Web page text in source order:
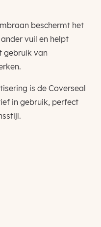
beschermt het
vuil en helpt
gebruik van
is de Coverseal
in gebruik, perfect